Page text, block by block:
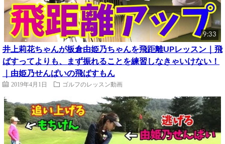
9:33
井上莉花ちゃんが板倉由姫乃ちゃんを飛距離UPレッスン｜飛
ばすってよりも、まず振れることを練習しなきゃいけない！
｜由姫乃せんぱいの飛ばすもん
2019年4月1日 ゴルフのレッスン動画